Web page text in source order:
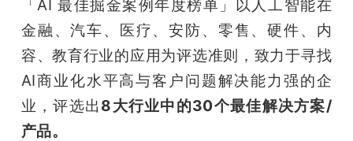
「AI 最佳掘金案例年度榜单」以人工智能在
金融、汽车、医疗、安防、零售、硬件、内
容、教育行业的应用为评选准则，致力于寻找
AI商业化水平高与客户问题解决能力强的企
业，评选出 8大行业中的30个最佳解决方案/
产品。